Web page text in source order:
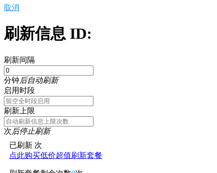
取消
刷新信息 ID:
刷新间隔
分钟后自动刷新
启用时段
刷新上限
次后停止刷新
已刷新 次
点此购买低价超值刷新套餐